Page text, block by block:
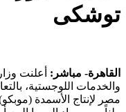
توشكى
القاهرة- مباشر:
أعلنت
والخدمات اللوجستية،